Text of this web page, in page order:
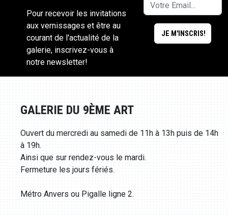
Pour recevoir les invitations
aux vernissages et être au
courant de l'actualité de la
galerie, inscrivez-vous à
notre newsletter!
GALERIE DU 9ÈME ART
Ouvert du mercredi au samedi de 11h à 13h puis de 14h
à 19h.
Ainsi que sur rendez-vous le mardi.
Fermeture les jours fériés.
Métro Anvers ou Pigalle ligne 2.